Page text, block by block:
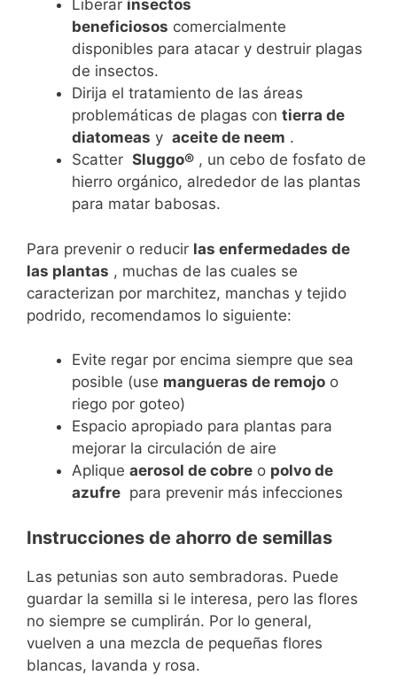
Liberar insectos
beneficiosos comercialmente
disponibles para atacar y destruir plagas
de insectos.
Dirija el tratamiento de las áreas
problemáticas de plagas con tierra de
diatomeas y aceite de neem .
Scatter Sluggo® , un cebo de fosfato de
hierro orgánico, alrededor de las plantas
para matar babosas.
Para prevenir o reducir las enfermedades de
las plantas , muchas de las cuales se
caracterizan por marchitez, manchas y tejido
podrido, recomendamos lo siguiente:
Evite regar por encima siempre que sea
posible (use mangueras de remojo o
riego por goteo)
Espacio apropiado para plantas para
mejorar la circulación de aire
Aplique aerosol de cobre o polvo de
azufre para prevenir más infecciones
Instrucciones de ahorro de semillas
Las petunias son auto sembradoras. Puede
guardar la semilla si le interesa, pero las flores
no siempre se cumplirán. Por lo general,
vuelven a una mezcla de pequeñas flores
blancas, lavanda y rosa.